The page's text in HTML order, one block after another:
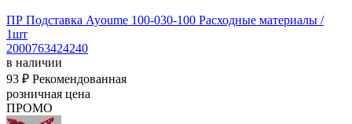
ПР Подставка Ayoume 100-030-100 Расходные материалы /
1шт
2000763424240
в наличии
93 ₽ Рекомендованная
розничная цена
ПРОМО